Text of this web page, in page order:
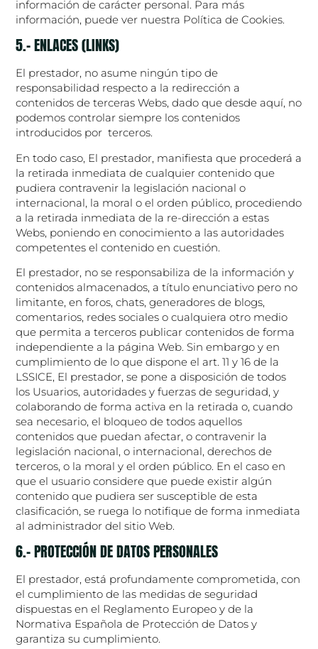
información de carácter personal. Para más
información, puede ver nuestra Política de Cookies.
5.- ENLACES (LINKS)
El prestador, no asume ningún tipo de
responsabilidad respecto a la redirección a
contenidos de terceras Webs, dado que desde aquí, no
podemos controlar siempre los contenidos
introducidos por terceros.
En todo caso, El prestador, manifiesta que procederá a
la retirada inmediata de cualquier contenido que
pudiera contravenir la legislación nacional o
internacional, la moral o el orden público, procediendo
a la retirada inmediata de la re-dirección a estas
Webs, poniendo en conocimiento a las autoridades
competentes el contenido en cuestión.
El prestador, no se responsabiliza de la información y
contenidos almacenados, a título enunciativo pero no
limitante, en foros, chats, generadores de blogs,
comentarios, redes sociales o cualquiera otro medio
que permita a terceros publicar contenidos de forma
independiente a la página Web. Sin embargo y en
cumplimiento de lo que dispone el art. 11 y 16 de la
LSSICE, El prestador, se pone a disposición de todos
los Usuarios, autoridades y fuerzas de seguridad, y
colaborando de forma activa en la retirada o, cuando
sea necesario, el bloqueo de todos aquellos
contenidos que puedan afectar, o contravenir la
legislación nacional, o internacional, derechos de
terceros, o la moral y el orden público. En el caso en
que el usuario considere que puede existir algún
contenido que pudiera ser susceptible de esta
clasificación, se ruega lo notifique de forma inmediata
al administrador del sitio Web.
6.- PROTECCIÓN DE DATOS PERSONALES
El prestador, está profundamente comprometida, con
el cumplimiento de las medidas de seguridad
dispuestas en el Reglamento Europeo y de la
Normativa Española de Protección de Datos y
garantiza su cumplimiento.